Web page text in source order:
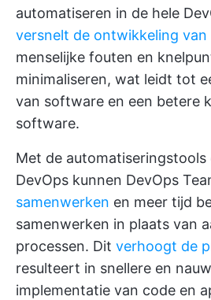
automatiseren in de hele
versnelt de ontwikkeling
menselijke fouten en
minimaliseren, wat leidt tot
van software en een betere
software.
Met de
DevOps kunnen DevOps
samenwerken en meer tijd
samenwerken in plaats van
processen. Dit verhoogt de
resulteert in snellere en
implementatie van code en